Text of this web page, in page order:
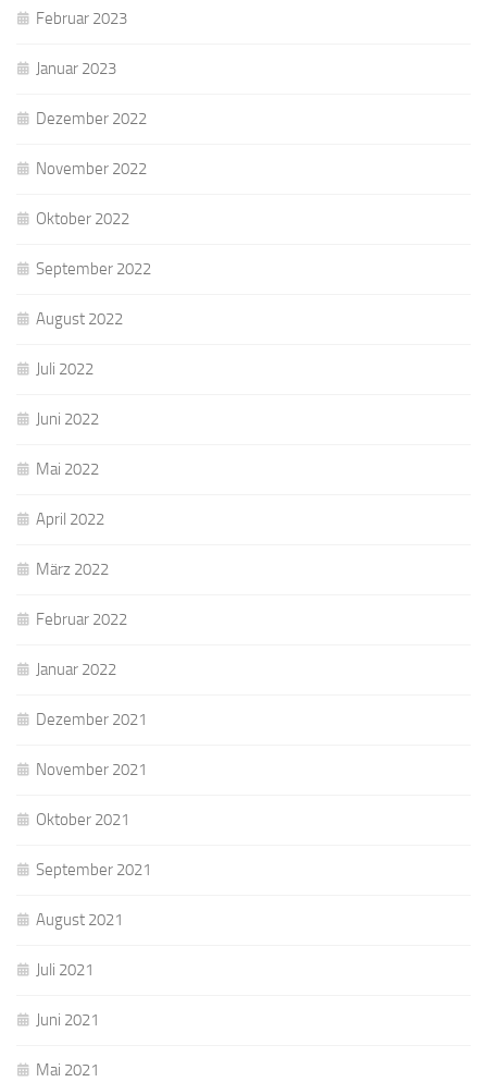
Februar 2023
Januar 2023
Dezember 2022
November 2022
Oktober 2022
September 2022
August 2022
Juli 2022
Juni 2022
Mai 2022
April 2022
März 2022
Februar 2022
Januar 2022
Dezember 2021
November 2021
Oktober 2021
September 2021
August 2021
Juli 2021
Juni 2021
Mai 2021